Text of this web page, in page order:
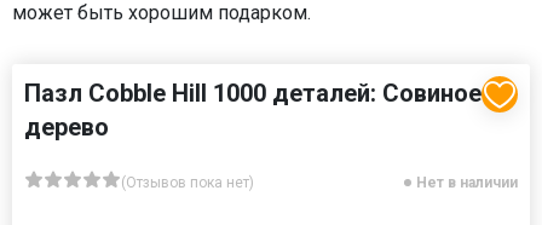
может быть хорошим подарком.
Пазл Cobble Hill 1000 деталей: Совиное
дерево
(Отзывов пока нет) Нет в наличии